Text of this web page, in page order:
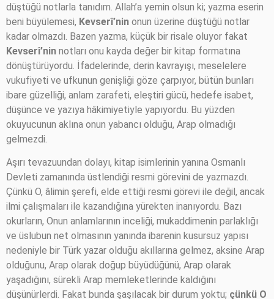
düştüğü notlarla tanıdım. Allah’a yemin olsun ki; yazma eserin
beni büyülemesi, Kevserî’nin onun üzerine düştüğü notlar
kadar olmazdı. Bazen yazma, küçük bir risale oluyor fakat
Kevserî’nin notları onu kayda değer bir kitap formatına
dönüştürüyordu. İfadelerinde, derin kavrayışı, meselelere
vukufiyeti ve ufkunun genişliği göze çarpıyor, bütün bunları
ibare güzelliği, anlam zarafeti, eleştiri gücü, hedefe isabet,
düşünce ve yazıya hâkimiyetiyle yapıyordu. Bu yüzden
okuyucunun aklına onun yabancı olduğu, Arap olmadığı
gelmezdi.
Aşırı tevazuundan dolayı, kitap isimlerinin yanına Osmanlı
Devleti zamanında üstlendiği resmi görevini de yazmazdı.
Çünkü O, âlimin şerefi, elde ettiği resmi görevi ile değil, ancak
ilmi çalışmaları ile kazandığına yürekten inanıyordu. Bazı
okurların, Onun anlamlarının inceliği, mukaddimenin parlaklığı
ve üslubun net olmasının yanında ibarenin kusursuz yapısı
nedeniyle bir Türk yazar olduğu akıllarına gelmez, aksine Arap
olduğunu, Arap olarak doğup büyüdüğünü, Arap olarak
yaşadığını, sürekli Arap memleketlerinde kaldığını
düşünürlerdi. Fakat bunda şaşılacak bir durum yoktu; çünkü O